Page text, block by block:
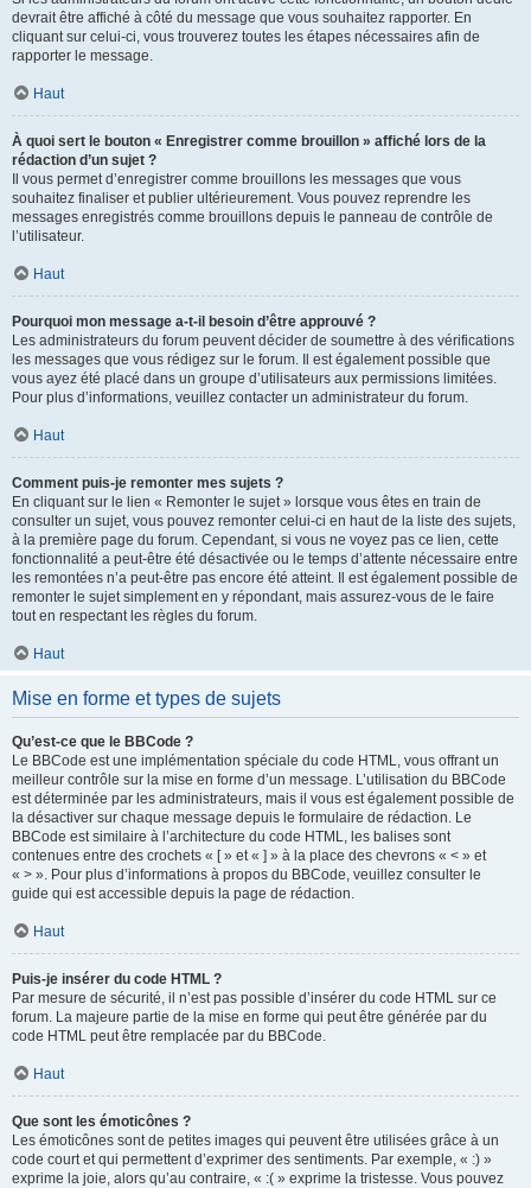
devrait être affiché à côté du message que vous souhaitez rapporter. En
cliquant sur celui-ci, vous trouverez toutes les étapes nécessaires afin de
rapporter le message.
Haut
À quoi sert le bouton « Enregistrer comme brouillon » affiché lors de la
rédaction d’un sujet ?
Il vous permet d’enregistrer comme brouillons les messages que vous
souhaitez finaliser et publier ultérieurement. Vous pouvez reprendre les
messages enregistrés comme brouillons depuis le panneau de contrôle de
l’utilisateur.
Haut
Pourquoi mon message a-t-il besoin d’être approuvé ?
Les administrateurs du forum peuvent décider de soumettre à des vérifications
les messages que vous rédigez sur le forum. Il est également possible que
vous ayez été placé dans un groupe d’utilisateurs aux permissions limitées.
Pour plus d’informations, veuillez contacter un administrateur du forum.
Haut
Comment puis-je remonter mes sujets ?
En cliquant sur le lien « Remonter le sujet » lorsque vous êtes en train de
consulter un sujet, vous pouvez remonter celui-ci en haut de la liste des sujets,
à la première page du forum. Cependant, si vous ne voyez pas ce lien, cette
fonctionnalité a peut-être été désactivée ou le temps d’attente nécessaire entre
les remontées n’a peut-être pas encore été atteint. Il est également possible de
remonter le sujet simplement en y répondant, mais assurez-vous de le faire
tout en respectant les règles du forum.
Haut
Mise en forme et types de sujets
Qu’est-ce que le BBCode ?
Le BBCode est une implémentation spéciale du code HTML, vous offrant un
meilleur contrôle sur la mise en forme d’un message. L’utilisation du BBCode
est déterminée par les administrateurs, mais il vous est également possible de
la désactiver sur chaque message depuis le formulaire de rédaction. Le
BBCode est similaire à l’architecture du code HTML, les balises sont
contenues entre des crochets « [ » et « ] » à la place des chevrons « < » et
« > ». Pour plus d’informations à propos du BBCode, veuillez consulter le
guide qui est accessible depuis la page de rédaction.
Haut
Puis-je insérer du code HTML ?
Par mesure de sécurité, il n’est pas possible d’insérer du code HTML sur ce
forum. La majeure partie de la mise en forme qui peut être générée par du
code HTML peut être remplacée par du BBCode.
Haut
Que sont les émoticônes ?
Les émoticônes sont de petites images qui peuvent être utilisées grâce à un
code court et qui permettent d’exprimer des sentiments. Par exemple, « :) »
exprime la joie, alors qu’au contraire, « :( » exprime la tristesse. Vous pouvez